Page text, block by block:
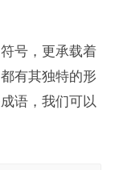
号，更承载着
有其独特的形
语，我们可以